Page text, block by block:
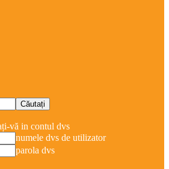
vă in contul dvs
numele dvs de utilizator
parola dvs